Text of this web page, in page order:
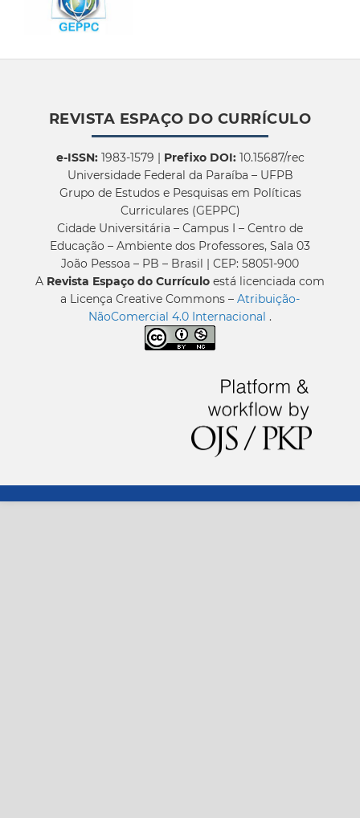
REVISTA ESPAÇO DO CURRÍCULO
e-ISSN:1983-1579 | Prefixo DOI:10.15687/rec
Universidade Federal da Paraíba – UFPB
Grupo de Estudos e Pesquisas em Políticas
Curriculares (GEPPC)
Cidade Universitária – Campus I – Centro de
Educação – Ambiente dos Professores, Sala 03
João Pessoa – PB – Brasil | CEP: 58051-900
A Revista Espaço do Currículo está licenciada com
a Licença Creative Commons – Atribuição-
NãoComercial 4.0 Internacional .